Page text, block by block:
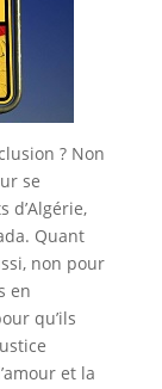
? Non
se
d’Algérie,
Quant
non pour
en
qu’ils
et la